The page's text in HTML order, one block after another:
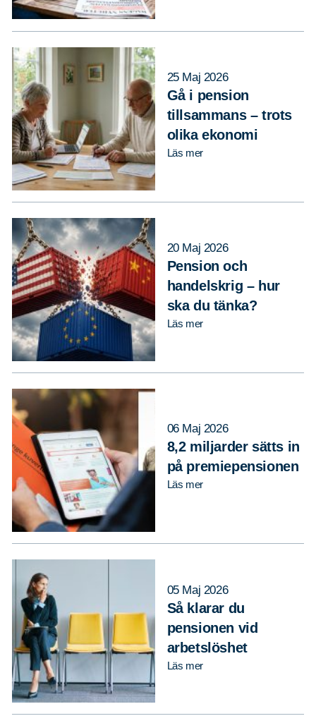
25 Maj 2026
Gå i pension
tillsammans – trots
olika ekonomi
Läs mer
20 Maj 2026
Pension och
handelskrig – hur
ska du tänka?
Läs mer
06 Maj 2026
8,2 miljarder sätts in
på premiepensionen
Läs mer
05 Maj 2026
Så klarar du
pensionen vid
arbetslöshet
Läs mer